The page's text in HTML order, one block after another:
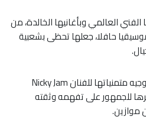
العالمي وبأغانيها الخالدة، من
حافلا، جعلها تحظى بشعبية
وختمت اللجنة المنظمة بلاغها بتوجيه متمنياتها للفنان Nicky Jam
للجمهور على تفهمه وثقته
موازين.